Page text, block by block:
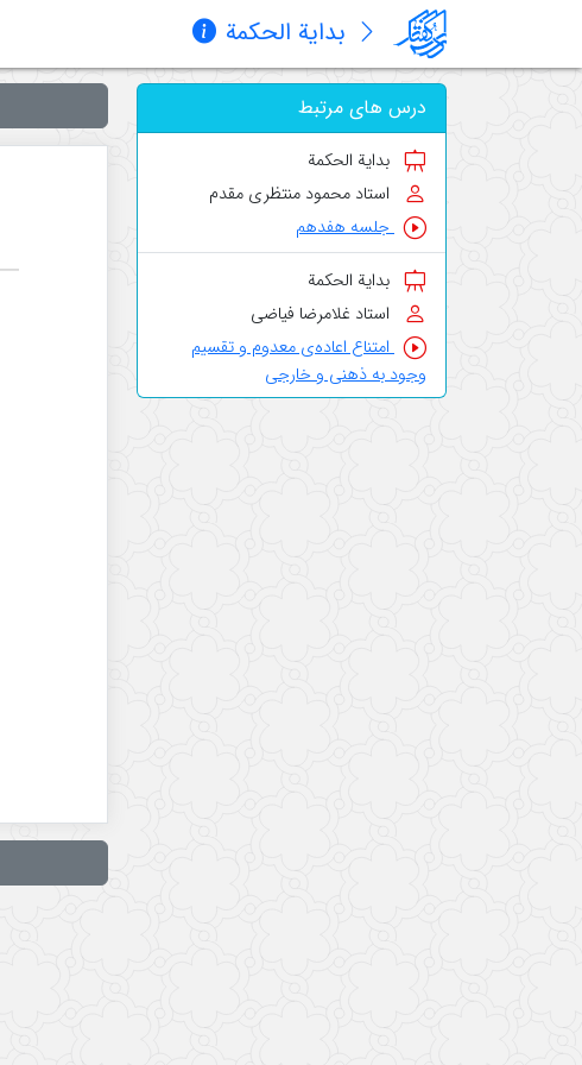
بدایة الحکمة
درس های مرتبط
بدایة الحکمة
استاد محمود منتظری مقدم
جلسه هفدهم
بدایة الحکمة
استاد غلامرضا فیاضی
امتناع اعاده‌ی معدوم و تقسیم
وجود به ذهنی و خارجی